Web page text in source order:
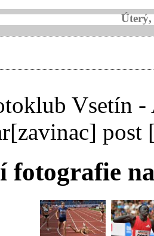
Úterý,
Vsetín -
[zavinac] post
fotografie